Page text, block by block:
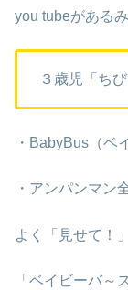
you tubeがある
３歳児「ち
・BabyBus（ベ
・アンパンマン
よく「見せて！
「ベイビーバ～